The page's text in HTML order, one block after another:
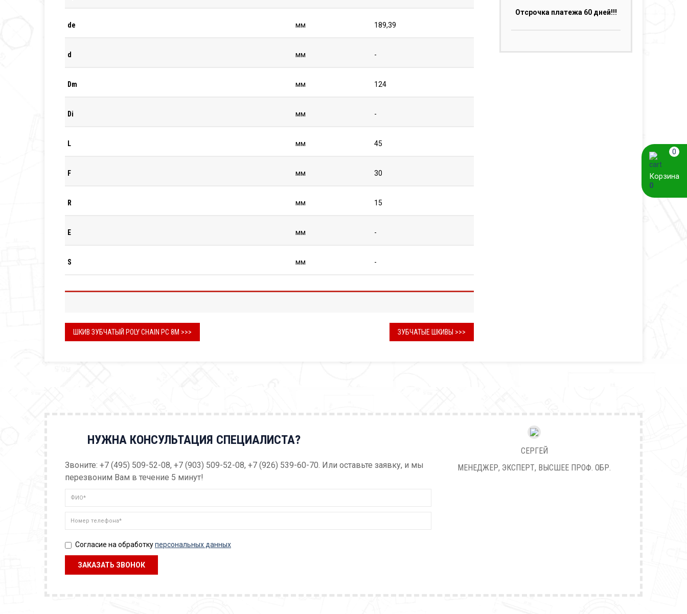
de мм 189,39
d мм -
Dm мм 124
Di мм -
L мм 45
F мм 30
R мм 15
E мм -
S мм -
ШКИВ ЗУБЧАТЫЙ POLY CHAIN PC 8M >>> ЗУБЧАТЫЕ ШКИВЫ >>>
Отсрочка платежа 60 дней!!!
НУЖНА КОНСУЛЬТАЦИЯ СПЕЦИАЛИСТА?
Звоните: +7 (495) 509-52-08, +7 (903) 509-52-08, +7 (926) 539-60-70. Или оставьте заявку, и мы
перезвоним Вам в течение 5 минут!
Согласие на обработкуперсональных данных
СЕРГЕЙ
МЕНЕДЖЕР, ЭКСПЕРТ, ВЫСШЕЕ ПРОФ. ОБР.
Корзина
0
0